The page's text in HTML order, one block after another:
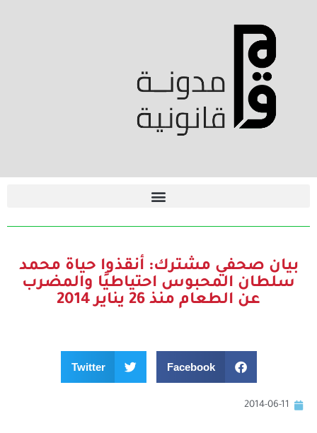
بيان صحفي مشترك: أنقذوا حياة محمد
سلطان المحبوس احتياطيًا والمضرب
عن الطعام منذ 26 يناير 2014
Facebook
Twitter
2014-06-11